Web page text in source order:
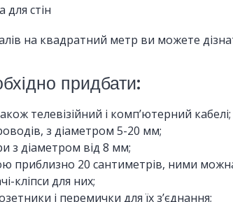
для стін
на квадратний метр ви можете
придбати:
телевізійний і комп’ютерний кабелі;
з діаметром 5-20 мм;
з діаметром від 8 мм;
приблизно 20 сантиметрів, ними
кліпси для них;
і перемички для їх з’єднання;